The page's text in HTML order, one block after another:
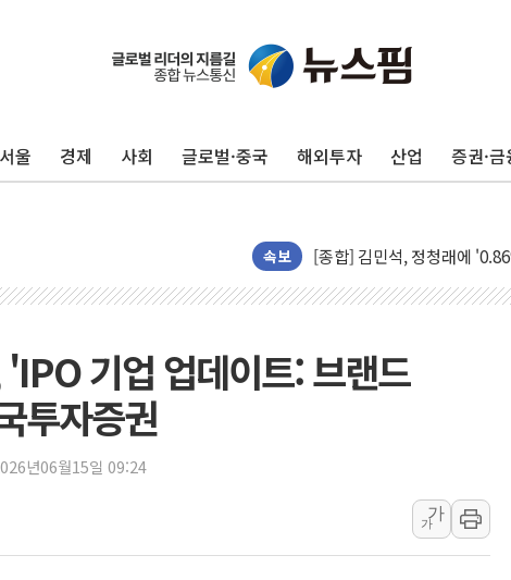
울 경제 사회 글로벌·중국 해외투자 산업 증권·금
속보
포항시 재난예산 40억 긴급
[종합] 김민석, 정청래에
인천 합동연설회 나선 송영
인사하는 김민석 당대표 후보
[속보] 민주, 제주·인천 경선
美, 이란전 출구전략 만지작
강릉·동해·삼척 시간당 최대
기업 업데이트: 브랜드
투자증권
년06월15일 09:24
가
가